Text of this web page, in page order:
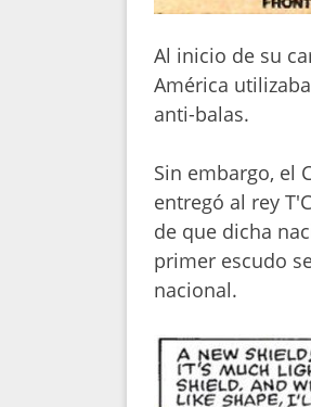
Al inicio de su
América
anti-balas.
Sin embargo, el
entregó al rey
de que dicha
primer escudo
nacional.